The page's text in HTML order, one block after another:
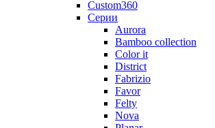
Custom360
Серии
Aurora
Bamboo collection
Color it
District
Fabrizio
Favor
Felty
Nova